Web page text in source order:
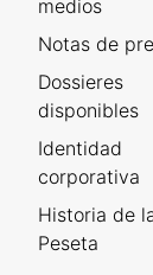
medios
Notas de
Dossieres
disponibles
Identidad
corporativa
Historia de
Peseta